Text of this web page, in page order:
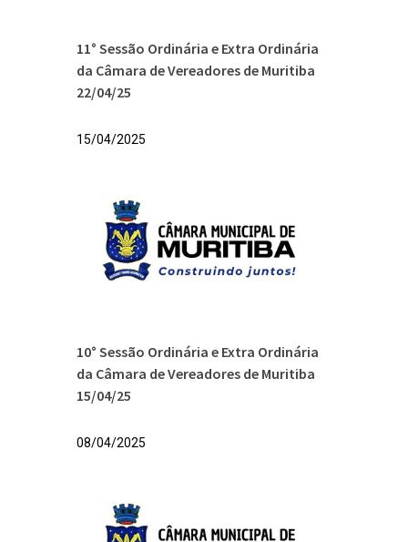
11° Sessão Ordinária e Extra Ordinária
da Câmara de Vereadores de Muritiba
22/04/25
15/04/2025
10° Sessão Ordinária e Extra Ordinária
da Câmara de Vereadores de Muritiba
15/04/25
08/04/2025